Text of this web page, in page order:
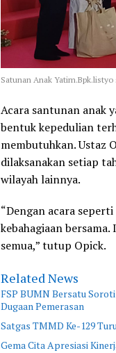
Satunan Anak
Acara santunan anak
bentuk kepedulian
membutuhkan. Ustaz
dilaksanakan setiap
wilayah lainnya.
“Dengan acara
kebahagiaan
semua,” tutup Opick.
Related News
FSP BUMN Bersatu
Dugaan Pemerasan
Satgas TMMD Ke-129
Gema Cita Apresiasi